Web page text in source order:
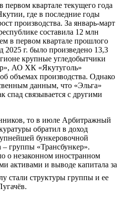
квартале текущего года
где в последние годы
производства. За январь-март
составила 12 млн
в первом квартале прошлого
2025 г. было произведено 13,3
крупные угледобытчики
АО ХК «Якутуголь»
объемах производства. Однако
данным, что «Эльга»
спад связывается с другими
то в июле Арбитражный
обратил в доход
бункеровочной
группы «Трансбункер».
о незаконном иностранном
активами и выводе капитала за
стали структуры группы и ее